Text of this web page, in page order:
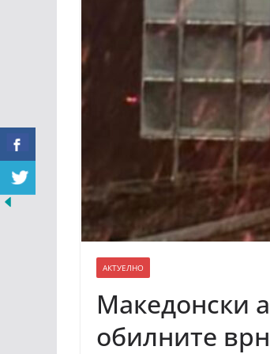
АКТУЕЛНО
Македонски
обилните